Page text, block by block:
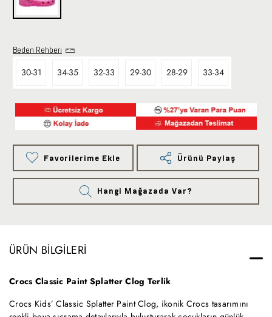
Beden Rehberi
30-31 34-35 32-33 29-30 28-29 33-34
Favorilerime Ekle Ürünü Paylaş
Hangi Mağazada Var?
ÜRÜN BILGILERI
Crocs Classic Paint Splatter Clog Terlik
Crocs Kids’ Classic Splatter Paint Clog, ikonik Crocs tasarımını